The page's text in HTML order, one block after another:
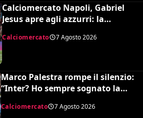
Calciomercato Napoli, Gabriel
Jesus apre agli azzurri: la
Calciomercato 7 Agosto 2026
Marco Palestra rompe il silenzio:
“Inter? Ho sempre sognato la
Premier League e il Chelsea”
Calciomercato 7 Agosto 2026